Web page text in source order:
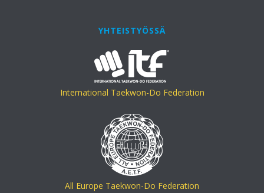
YHTEISTYÖSSÄ
International Taekwon-Do Federation
All Europe Taekwon-Do Federation